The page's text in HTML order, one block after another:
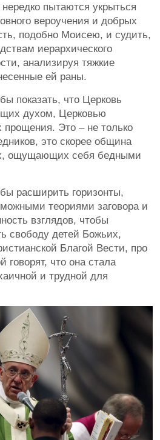
пытаются укрыться
вероучения и добрых
подобно Моисею, и судить,
иерархического
анализируя тяжкие
ей раны.
показать, что Церковь
духом, Церковью
Это – не только
это скорее община
ощущающих себя бедными
расширить горизонты,
теориями заговора и
взглядов, чтобы
свободу детей Божьих,
Благой Вести, про
говорят, что она стала
и трудной для